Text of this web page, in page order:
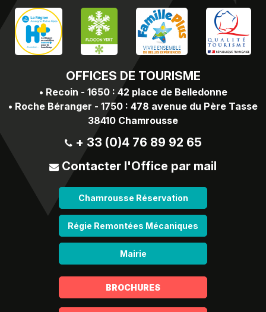
OFFICES DE TOURISME
• Recoin - 1650 : 42 place de Belledonne
• Roche Béranger - 1750 : 478 avenue du Père Tasse
38410 Chamrousse
+ 33 (0)4 76 89 92 65
Contacter l'Office par mail
Chamrousse Réservation
Régie Remontées Mécaniques
Mairie
BROCHURES